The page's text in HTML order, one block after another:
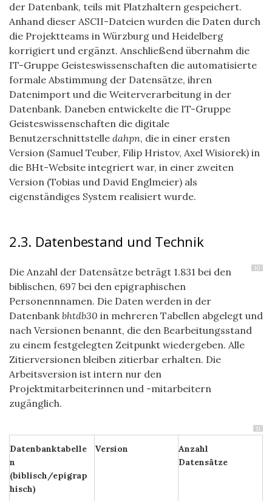
der Datenbank, teils mit Platzhaltern gespeichert.
Anhand dieser ASCII-Dateien wurden die Daten durch
die Projektteams in Würzburg und Heidelberg
korrigiert und ergänzt. Anschließend übernahm die
IT-Gruppe Geisteswissenschaften die automatisierte
formale Abstimmung der Datensätze, ihren
Datenimport und die Weiterverarbeitung in der
Datenbank. Daneben entwickelte die IT-Gruppe
Geisteswissenschaften die digitale
Benutzerschnittstelle dahpn, die in einer ersten
Version (Samuel Teuber, Filip Hristov, Axel Wisiorek) in
die BHt-Website integriert war, in einer zweiten
Version (Tobias und David Englmeier) als
eigenständiges System realisiert wurde.
2.3. Datenbestand und Technik
10
Die Anzahl der Datensätze beträgt 1.831 bei den
biblischen, 697 bei den epigraphischen
Personennnamen. Die Daten werden in der
Datenbankbhtdb30 in mehreren Tabellen abgelegt und
nach Versionen benannt, die den Bearbeitungsstand
zu einem festgelegten Zeitpunkt wiedergeben. Alle
Zitierversionen bleiben zitierbar erhalten. Die
Arbeitsversion ist intern nur den
Projektmitarbeiterinnen und -mitarbeitern
zugänglich.
11
Datenbanktabelle
n
(biblisch/epigrap
hisch)
Version
Anzahl
Datensätze